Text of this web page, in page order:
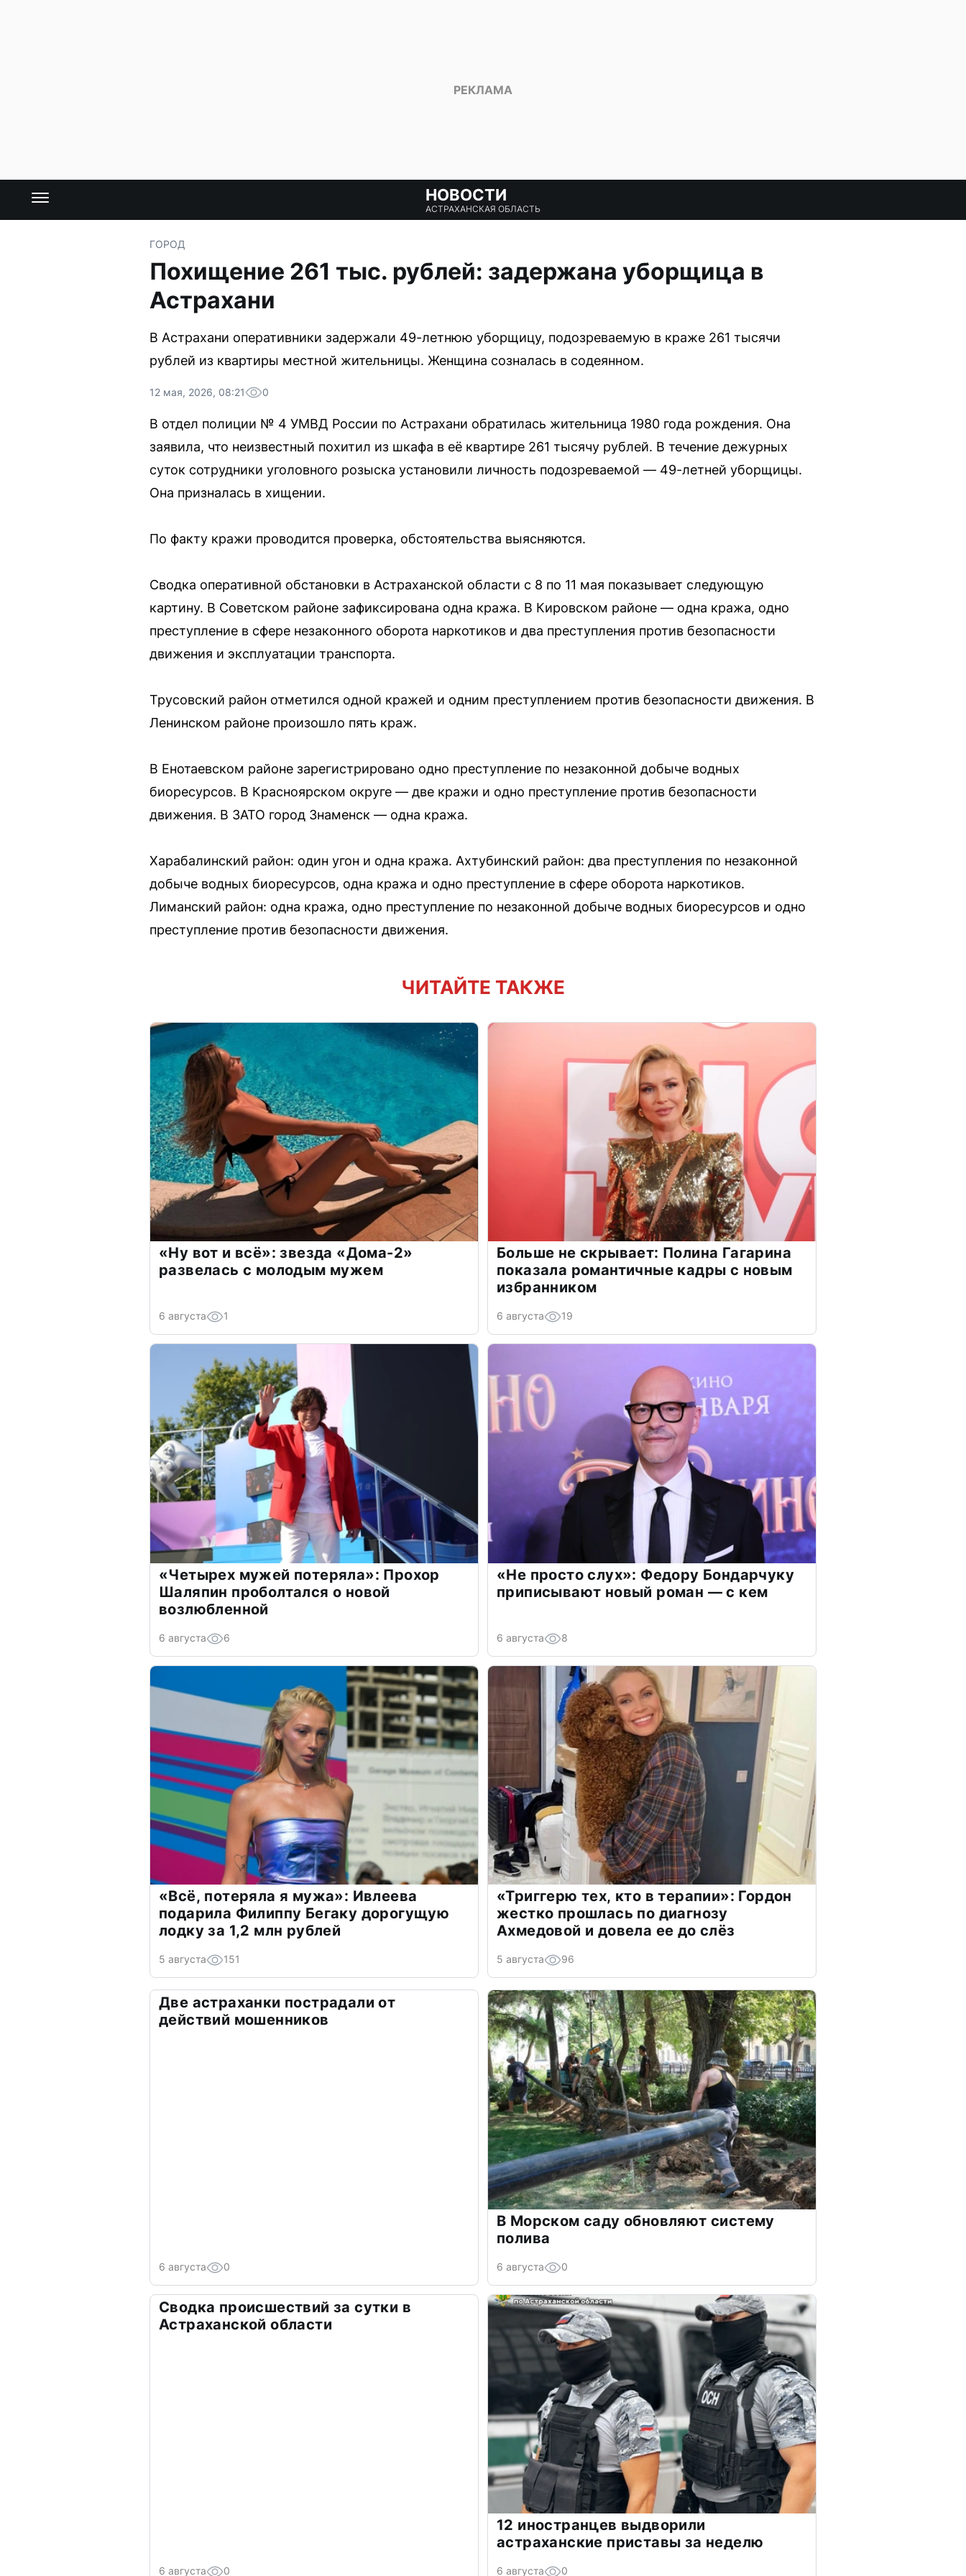
НОВОСТИ
АСТРАХАНСКАЯ ОБЛАСТЬ
ГОРОД
Похищение 261 тыс. рублей: задержана уборщица в
Астрахани
В Астрахани оперативники задержали 49-летнюю уборщицу, подозреваемую в краже 261 тысячи
рублей из квартиры местной жительницы. Женщина созналась в содеянном.
12 мая, 2026, 08:21 0
В отдел полиции № 4 УМВД России по Астрахани обратилась жительница 1980 года рождения. Она
заявила, что неизвестный похитил из шкафа в её квартире 261 тысячу рублей. В течение дежурных
суток сотрудники уголовного розыска установили личность подозреваемой — 49-летней уборщицы.
Она призналась в хищении.
По факту кражи проводится проверка, обстоятельства выясняются.
Сводка оперативной обстановки в Астраханской области с 8 по 11 мая показывает следующую
картину. В Советском районе зафиксирована одна кража. В Кировском районе — одна кража, одно
преступление в сфере незаконного оборота наркотиков и два преступления против безопасности
движения и эксплуатации транспорта.
Трусовский район отметился одной кражей и одним преступлением против безопасности движения. В
Ленинском районе произошло пять краж.
В Енотаевском районе зарегистрировано одно преступление по незаконной добыче водных
биоресурсов. В Красноярском округе — две кражи и одно преступление против безопасности
движения. В ЗАТО город Знаменск — одна кража.
Харабалинский район: один угон и одна кража. Ахтубинский район: два преступления по незаконной
добыче водных биоресурсов, одна кража и одно преступление в сфере оборота наркотиков.
Лиманский район: одна кража, одно преступление по незаконной добыче водных биоресурсов и одно
преступление против безопасности движения.
ЧИТАЙТЕ ТАКЖЕ
«Ну вот и всё»: звезда «Дома-2»
развелась с молодым мужем
6 августа 1
Больше не скрывает: Полина Гагарина
показала романтичные кадры с новым
избранником
6 августа 19
«Четырех мужей потеряла»: Прохор
Шаляпин проболтался о новой
возлюбленной
6 августа 6
«Не просто слух»: Федору Бондарчуку
приписывают новый роман — с кем
6 августа 8
«Всё, потеряла я мужа»: Ивлеева
подарила Филиппу Бегаку дорогущую
лодку за 1,2 млн рублей
5 августа 151
«Триггерю тех, кто в терапии»: Гордон
жестко прошлась по диагнозу
Ахмедовой и довела ее до слёз
5 августа 96
Две астраханки пострадали от
действий мошенников
6 августа 0
В Морском саду обновляют систему
полива
6 августа 0
Сводка происшествий за сутки в
Астраханской области
6 августа 0
12 иностранцев выдворили
астраханские приставы за неделю
6 августа 0